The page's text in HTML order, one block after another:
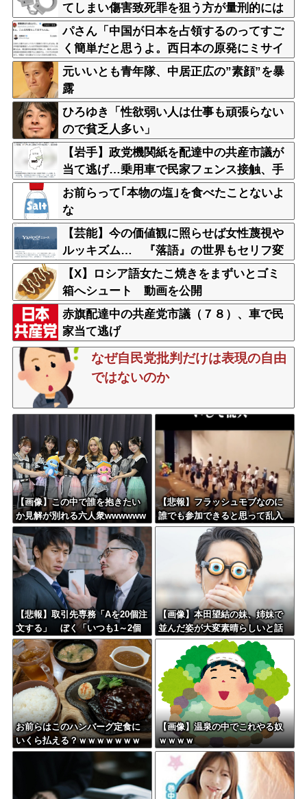
てしまい傷害致死罪を狙う方が量刑的には
軽いと話題
パさん「中国が日本を占領するのってすご
く簡単だと思うよ。西日本の原発にミサイ
ルを撃ち込めばいい」
元いいとも青年隊、中居正広の”素顔”を暴
露
ひろゆき「性欲弱い人は仕事も頑張らない
ので貧乏人多い」
【岩手】政党機関紙を配達中の共産市議が
当て逃げ…乗用車で民家フェンス接触、手
で押し戻し通報せず次の配達先へ 宮古
お前らって｢本物の塩｣を食べたことないよ
な
【芸能】今の価値観に照らせば女性蔑視や
ルッキズム… 『落語』の世界もセリフ変
更や改作、現代にふさわしい表現模索の動
き
【X】ロシア語女たこ焼きをまずいとゴミ
箱へシュート 動画を公開
赤旗配達中の共産党市議（７８）、車で民
家当て逃げ
なぜ自民党批判だけは表現の自由
ではないのか
【画像】この中で誰を抱きたい
か見解が別れる六人衆wwwwww
【悲報】フラッシュモブなのに
誰でも参加できると思って乱入
した結果ｗｗｗｗｗｗｗｗｗｗ
【悲報】取引先専務「Aを20個注
文する」 ぼく「いつも1～2個
しか使わないけど本当に20であ
ってる？」 取専「あってる」
→結果『こう』なったんだがコ
レワイが悪いん
か？？？？？？？？
【画像】本田望結の妹、姉妹で
並んだ姿が大変素晴らしいと話
題にw w w w w w w
お前らはこのハンバーグ定食に
いくら払える？ｗｗｗｗｗｗｗ
ｗｗｗ
【画像】温泉の中でこれやる奴
ｗｗｗｗ